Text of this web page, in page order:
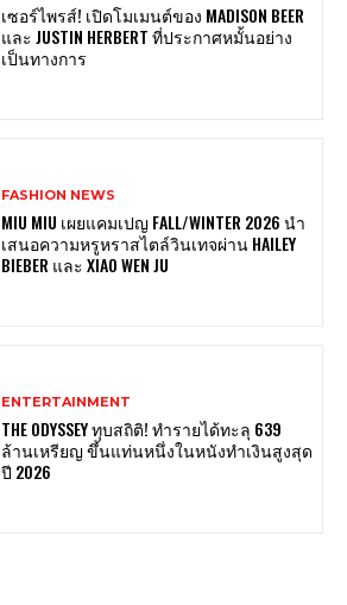
เซอร์ไพรส์! เปิดโมเมนต์ของ MADISON BEER
และ JUSTIN HERBERT ที่ประกาศหมั้นอย่าง
เป็นทางการ
FASHION NEWS
MIU MIU เผยแคมเปญ FALL/WINTER 2026 นำ
เสนอความหรูหราสไตล์วินเทจผ่าน HAILEY
BIEBER และ XIAO WEN JU
ENTERTAINMENT
THE ODYSSEY ทุบสถิติ! ทำรายได้ทะลุ 639
ล้านเหรียญ ขึ้นแท่นหนึ่งในหนังทำเงินสูงสุด
ปี 2026